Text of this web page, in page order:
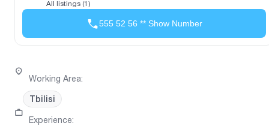
All listings (1)
555 52 56 ** Show Number
Working Area:
Tbilisi
Experience: